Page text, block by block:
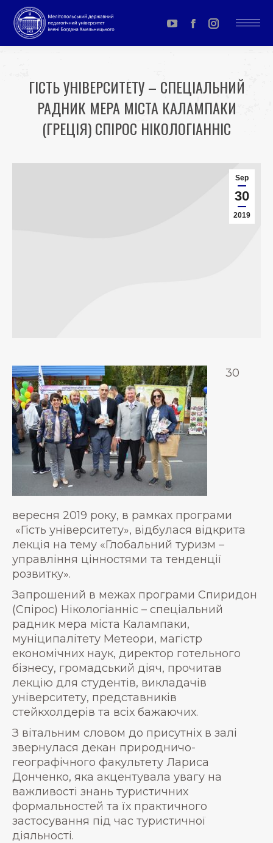
YouTube
page
in
new
window
Facebook
page
in
new
window
Instagram
page
in
new
window
ГІСТЬ УНІВЕРСИТЕТУ – СПЕЦІАЛЬНИЙ
РАДНИК МЕРА МІСТА КАЛАМПАКИ
(ГРЕЦІЯ) СПІРОС НІКОЛОГІАННІС
Sep
30
2019
30
вересня 2019 року, в рамках програми
«Гість університету», відбулася відкрита
лекція на тему «Глобальний туризм –
управління цінностями та тенденції
розвитку».
Запрошений в межах програми Спиридон
(Спірос) Нікологіанніс – спеціальний
радник мера міста Калампаки,
муніципалітету Метеори, магістр
економічних наук, директор готельного
бізнесу, громадський діяч, прочитав
лекцію для студентів, викладачів
університету, представників
стейкхолдерів та всіх бажаючих.
З вітальним словом до присутніх в залі
звернулася декан природничо-
географічного факультету Лариса
Донченко, яка акцентувала увагу на
важливості знань туристичних
формальностей та їх практичного
застосування під час туристичної
діяльності.